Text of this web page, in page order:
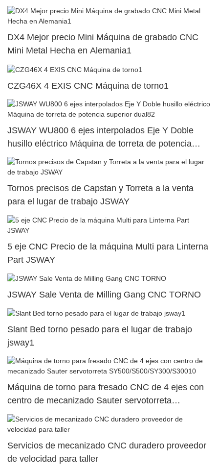
DX4 Mejor precio Mini Máquina de grabado CNC
Mini Metal Hecha en Alemania1
CZG46X 4 EXIS CNC Máquina de torno1
JSWAY WU800 6 ejes interpolados Eje Y Doble
husillo eléctrico Máquina de torreta de potencia
superior dual82
Tornos precisos de Capstan y Torreta a la venta
para el lugar de trabajo JSWAY
5 eje CNC Precio de la máquina Multi para Linterna
Part JSWAY
JSWAY Sale Venta de Milling Gang CNC TORNO
Slant Bed torno pesado para el lugar de trabajo
jsway1
Máquina de torno para fresado CNC de 4 ejes con
centro de mecanizado Sauter servotorreta
SY500/S500/SY300/S30010
Servicios de mecanizado CNC duradero proveedor
de velocidad para taller